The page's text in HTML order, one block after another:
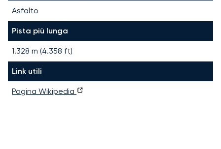
Asfalto
Pista più lunga
1.328 m (4.358 ft)
Link utili
Pagina Wikipedia